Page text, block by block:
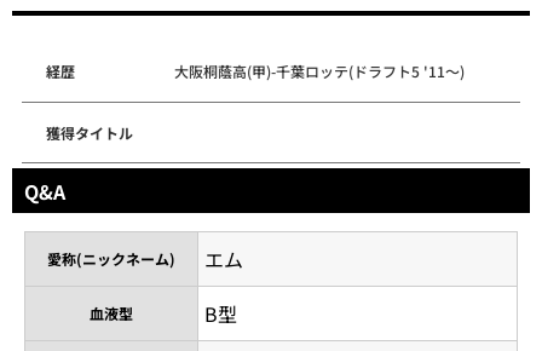
経歴 大阪桐蔭高(甲)-千葉ロッテ(ドラフト5 '11～)
獲得タイトル
Q&A
愛称(ニックネーム) エム
血液型 B型